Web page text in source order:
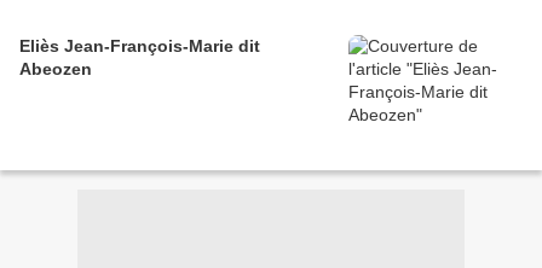
Eliès Jean-François-Marie dit
Abeozen